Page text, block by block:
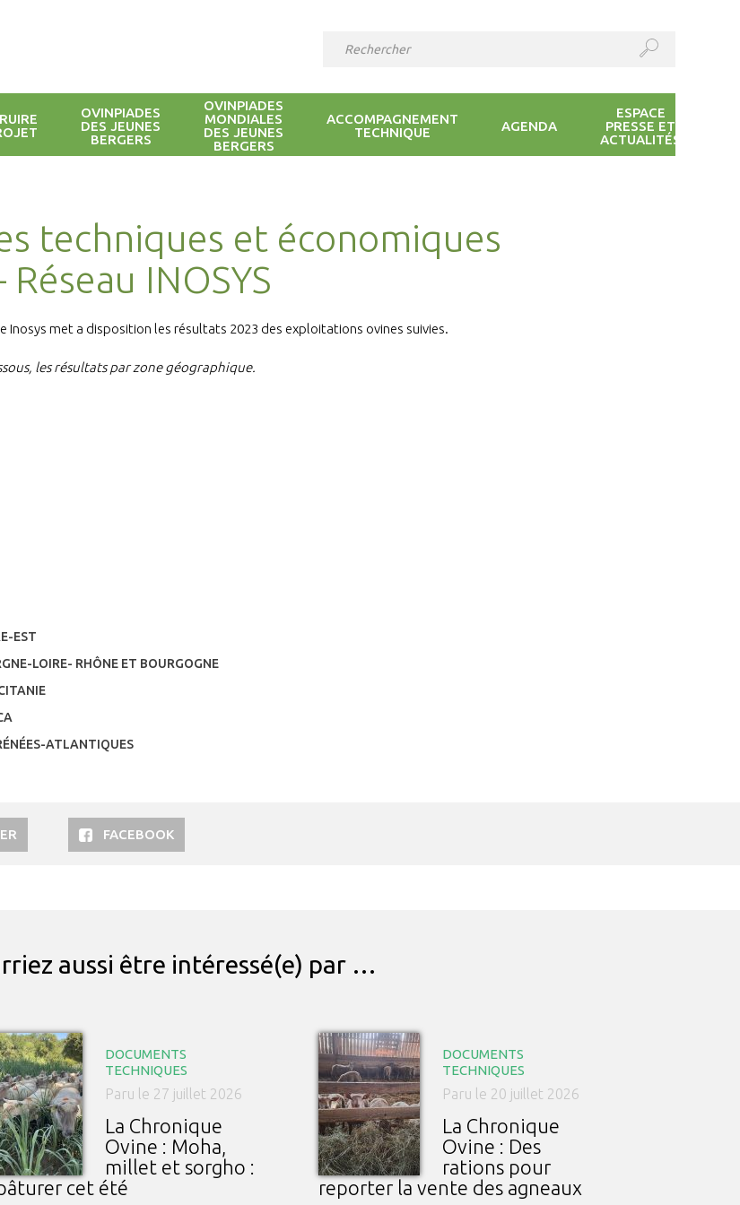
OVINPIADES
DES JEUNES
BERGERS
OVINPIADES
MONDIALES
DES JEUNES
BERGERS
ACCOMPAGNEMENT
TECHNIQUE
AGENDA
ESPACE
PRESSE ET
ACTUALITÉS
techniques et économiques
INOSYS
Inosys met a disposition les résultats 2023 des exploitations ovines suivies.
les résultats par zone géographique.
EST
LOIRE- RHÔNE ET BOURGOGNE
ATLANTIQUES
FACEBOOK
aussi être intéressé(e) par …
DOCUMENTS
TECHNIQUES
Paru le 27 juillet 2026
La Chronique
Ovine : Moha,
millet et sorgho :
cet été
DOCUMENTS
TECHNIQUES
Paru le 20 juillet 2026
La Chronique
Ovine : Des
rations pour
reporter la vente des agneaux